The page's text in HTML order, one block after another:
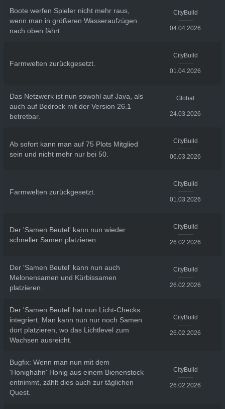
Boote werfen Spieler nicht mehr raus,
wenn man in größeren Wasseraufzügen
nach oben fährt.
CityBuild
04.04.2026
Farmwelten zurückgesetzt.
CityBuild
01.04.2026
Das Netzwerk ist nun sowohl auf Java, als
auch auf Bedrock mit der Version 26.1
betretbar.
Global
24.03.2026
Ab sofort kann man auf 75 Plots Mitglied
sein und nicht mehr nur bei 50.
CityBuild
06.03.2026
Farmwelten zurückgesetzt.
CityBuild
01.03.2026
Der 'Samen Beutel' kann nun wieder
schneller Samen platzieren.
CityBuild
26.02.2026
Der 'Samen Beutel' kann nun auch
Melonensamen und Kürbissamen
platzieren.
CityBuild
26.02.2026
Der 'Samen Beutel' hat nun Licht-Checks
integriert. Man kann nun nur noch Samen
dort platzieren, wo das Lichtlevel zum
Wachsen ausreicht.
CityBuild
26.02.2026
Bugfix: Wenn man nun mit dem
'Honighahn' Honig aus einem Bienenstock
entnimmt, zählt dies auch zur täglichen
Quest.
CityBuild
26.02.2026